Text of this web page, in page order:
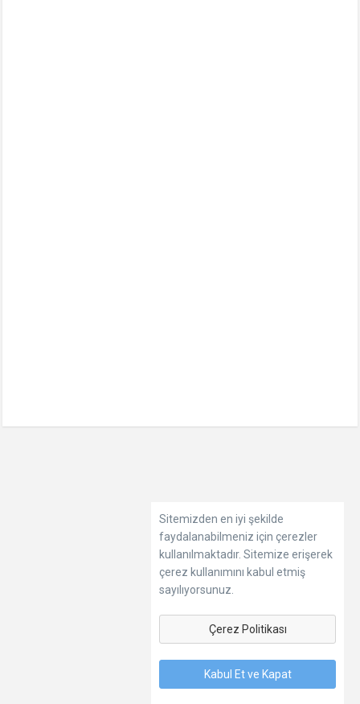
Sitemizden en iyi şekilde
faydalanabilmeniz için çerezler
kullanılmaktadır. Sitemize erişerek
çerez kullanımını kabul etmiş
sayılıyorsunuz.
Çerez Politikası
Kabul Et ve Kapat